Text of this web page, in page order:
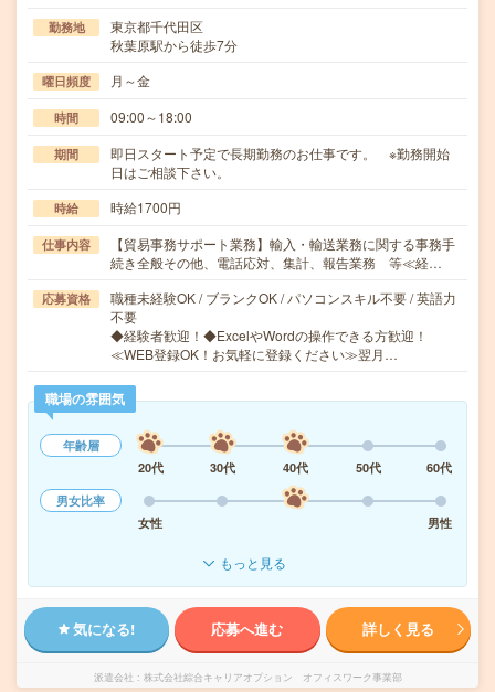
勤務地
東京都千代田区
秋葉原駅から徒歩7分
曜日頻度 月～金
時間 09:00～18:00
期間
即日スタート予定で長期勤務のお仕事です。 ※勤務開始
日はご相談下さい。
時給 時給1700円
仕事内容
【貿易事務サポート業務】輸入・輸送業務に関する事務手
続き全般その他、電話応対、集計、報告業務 等≪経…
応募資格
職種未経験OK / ブランクOK / パソコンスキル不要 / 英語力
不要
◆経験者歓迎！◆ExcelやWordの操作できる方歓迎！
≪WEB登録OK！お気軽に登録ください≫翌月…
職場の雰囲気
年齢層
20代
30代 40代 50代
60代
男女比率
女性
男性
もっと見る
気になる! 応募へ進む 詳しく見る
派遣会社 株式会社綜合キャリアオプション オフィスワーク事業部